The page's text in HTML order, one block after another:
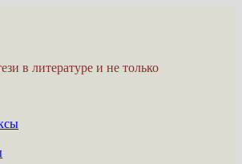
в литературе и не только